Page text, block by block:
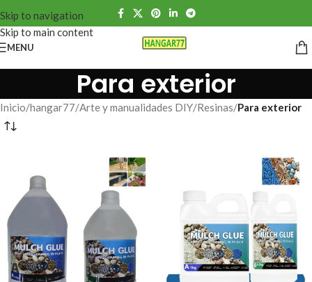
Skip to navigation
Skip to main content
MENU
Para exterior
Inicio/hangar77/Arte y manualidades DIY/Resinas/Para exterior